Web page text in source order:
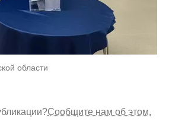
области
Сообщите нам об этом.